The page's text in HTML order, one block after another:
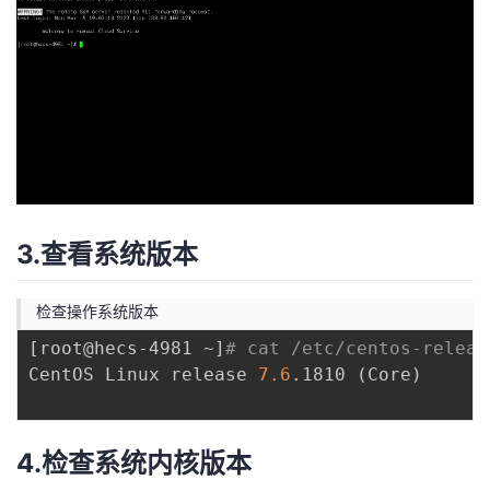
3.查看系统版本
检查操作系统版本
[ root@hecs-4981 ~] # cat /etc/centos-
CentOS Linux release 7.6 .1810 ( Core )
4.检查系统内核版本